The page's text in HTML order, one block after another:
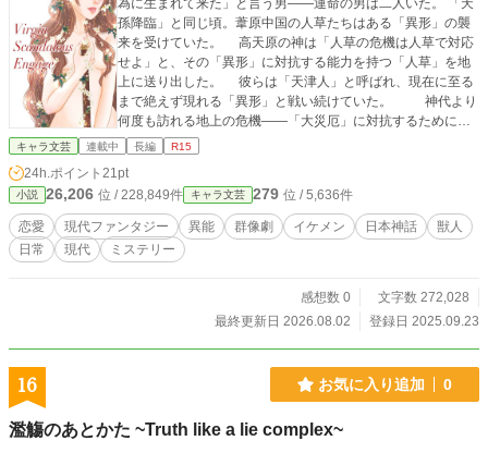
為に生まれて来た」と言う男――運命の男は二人いた。 「天
孫降臨」と同じ頃。葦原中国の人草たちはある「異形」の襲
来を受けていた。 高天原の神は「人草の危機は人草で対応
せよ」と、その「異形」に対抗する能力を持つ「人草」を地
上に送り出した。 彼らは「天津人」と呼ばれ、現在に至る
まで絶えず現れる「異形」と戦い続けていた。 神代より
何度も訪れる地上の危機――「大災厄」に対抗するために産
まれるのが「鞘の処女《おとめ》」。 彼女は同じ天津人の
さやひめ》」となる。 彼女は異形による大災厄に対抗するた
めに「男とセックスして剣を産み与え最強の戦士にする」女
である。 約九十年ぶりに現れた「花鞘比売」になる「鞘の
処女」――「勝ち気で図太い」美貌の十七歳・高野原茉莉花
はその素性を隠し、四人のきょうだい達と仙台市郊外で暮ら
腹を括って処女を守っていた茉莉花だが、思いがけない相手
を好きになってしまう。彼は自分と「結ばれることを許され
っていた「重過ぎる使命と秘密」も明かされて行く。 好き
な男と結ばれる。務めも果たす。両方とも絶対に諦めない―
キャンダラス」な現代伝奇日常ファンタジー。 話の展開は
キャラ文芸 連載中 長編 R15
24h.ポイント 21pt
小説 26,206 位 / 228,849件 キャラ文芸 279 位 / 5,636件
恋愛 現代ファンタジー 異能 群像劇 イケメン 日本神話
獣人
日常
現代 ミステリー
感想数 0
文字数 272,028
最終更新日 2026.08.02
登録日 2025.09.23
16 お気に入り追加 0
濫觴のあとかた ~Truth like a lie complex~